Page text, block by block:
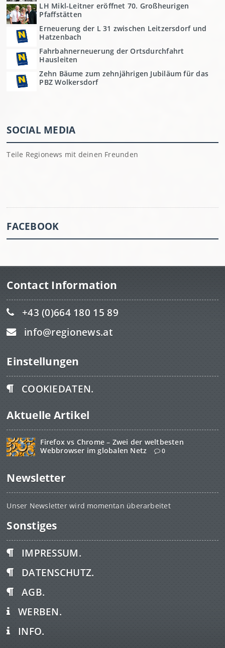
LH Mikl-Leitner eröffnet 70. Großheurigen
Pfaffstätten
Erneuerung der L 31 zwischen Leitzersdorf und
Hatzenbach
Fahrbahnerneuerung der Ortsdurchfahrt
Hausleiten
Zehn Bäume zum zehnjährigen Jubiläum für das
PBZ Wolkersdorf
SOCIAL MEDIA
Teile Regionews mit deinen Freunden
FACEBOOK
Contact Information
+43 (0)664 180 15 89
info@regionews.at
Einstellungen
COOKIEDATEN.
Aktuelle Artikel
Firefox vs Chrome – Zwei der weltbesten
Webbrowser im globalen Netz
0
Newsletter
Unser Newsletter wird momentan überarbeitet
Sonstiges
IMPRESSUM.
DATENSCHUTZ.
AGB.
WERBEN.
INFO.